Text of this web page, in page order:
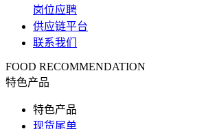
岗位应聘
供应链平台
联系我们
FOOD RECOMMENDATION
特色产品
特色产品
现货尾单